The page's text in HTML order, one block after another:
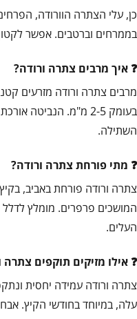
כן, עלי הצתרה הוורודה,
בממרחים וברטבים. אפשר
איך מרבים צתרה ורודה?
מרבים צתרה ורודה מזרעים
השתילה.
מתי פורחת צתרה ורודה?
צתרה ורודה פורחת באביב,
המושכים פרפרים. מומלץ
העלים.
אילו מזיקים תוקפים צתרה
צתרה ורודה עמידה יחסית
עלה, במיוחד בחודשי הקיץ.